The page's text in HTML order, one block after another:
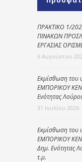
ΠΡΑΚΤΙΚΟ 1/
ΠΙΝΑΚΩΝ
ΕΡΓΑΣΙΑΣ
6 Αυγούστου
Εκμίσθωση του
ΕΜΠΟΡΙΚΟΥ
Ενότητας
31 Ιουλίου 2026
Εκμίσθωση του
ΕΜΠΟΡΙΚΟΥ
Δημ. Ενότητας
τ.μ.